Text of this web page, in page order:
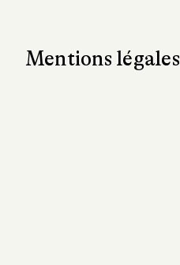
Mentions légales